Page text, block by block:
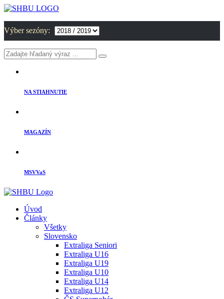
Výber sezóny:
NA STIAHNUTIE
MAGAZÍN
MSVVaS
Úvod
Články
Všetky
Slovensko
Extraliga Seniori
Extraliga U16
Extraliga U19
Extraliga U10
Extraliga U14
Extraliga U12